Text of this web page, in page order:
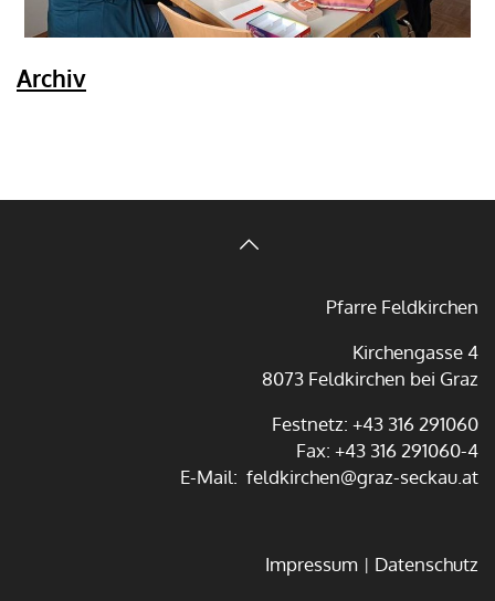
Archiv
Pfarre Feldkirchen
Kirchengasse 4
8073 Feldkirchen bei Graz
Festnetz: +43 316 291060
Fax: +43 316 291060-4
E-Mail: feldkirchen@graz-seckau.at
Impressum Datenschutz